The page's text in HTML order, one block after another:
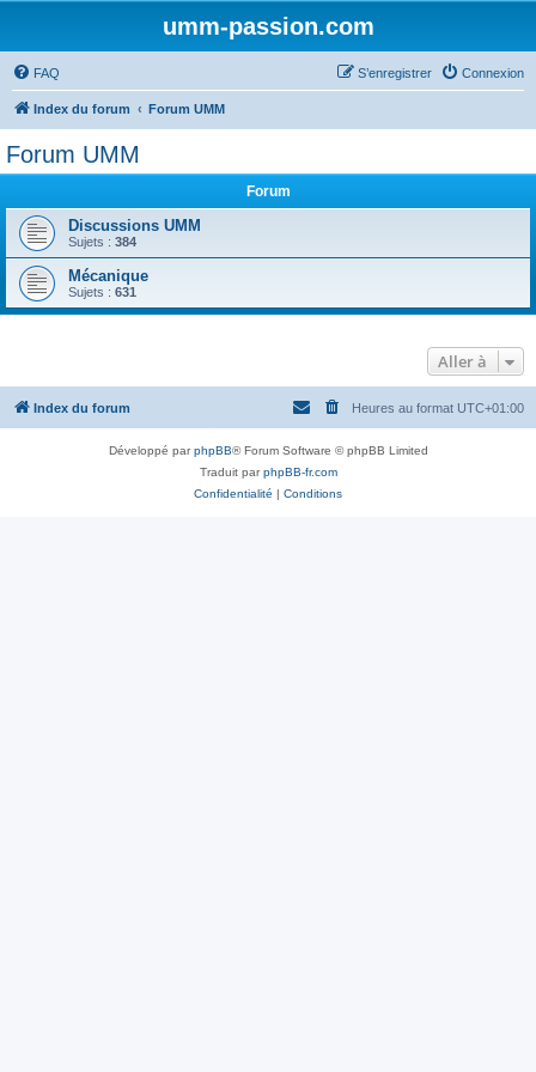
umm-passion.com
FAQ Connexion
S’enregistrer
Index du forum Forum UMM
Forum UMM
Forum
Discussions UMM
Sujets : 384
Mécanique
Sujets : 631
Aller à
Index du forum Heures au format UTC+01:00
Développé parphpBB® Forum Software © phpBB Limited
Traduit parphpBB-fr.com
Confidentialité | Conditions